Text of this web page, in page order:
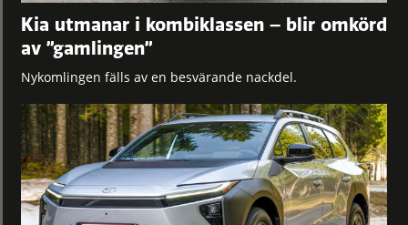
Kia utmanar i kombiklassen – blir omkörd
av ”gamlingen”
Nykomlingen fälls av en besvärande nackdel.